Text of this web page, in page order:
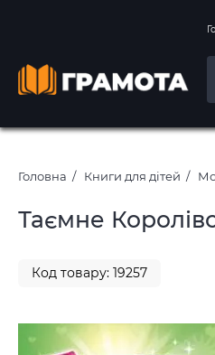
Вправи на зимові
Літо, пляж,
Картини за
Головна Книги для дітей
Таємне
Код товару: 19257